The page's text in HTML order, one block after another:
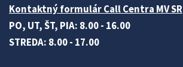
Kontaktný formulár Call Centra MV SR
PO, UT, ŠT, PIA: 8.00 - 16.00
STREDA: 8.00 - 17.00